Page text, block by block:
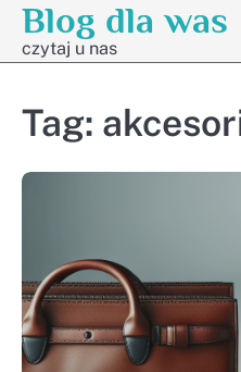
Skip
content
Blog dla was
czytaj u nas
Tag: